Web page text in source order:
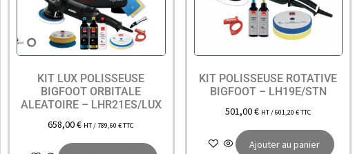
KIT LUX POLISSEUSE
BIGFOOT ORBITALE
ALEATOIRE – LHR21ES/LUX
658,00€ HT /789,60€TTC
KIT POLISSEUSE ROTATIVE
BIGFOOT – LH19E/STN
501,00€ HT /601,20 €TTC
Ajouter au panier